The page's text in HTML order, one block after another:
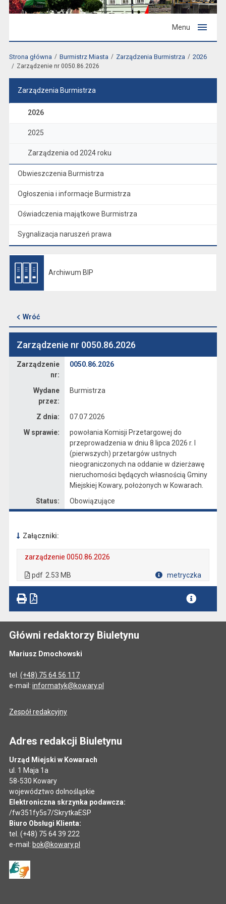
Menu
Strona główna Burmistrz Miasta Zarządzenia Burmistrza 2026
Zarządzenie nr 0050.86.2026
Zarządzenia Burmistrza
2026
2025
Zarządzenia od 2024 roku
Obwieszczenia Burmistrza
Ogłoszenia i informacje Burmistrza
Oświadczenia majątkowe Burmistrza
Sygnalizacja naruszeń prawa
Archiwum BIP
Wróć
Zarządzenie nr 0050.86.2026
Zarządzenie
nr:
0050.86.2026
Wydane
przez:
Burmistrza
Z dnia:
07.07.2026
W sprawie:
powołania Komisji Przetargowej do
przeprowadzenia w dniu 8 lipca 2026 r. I
(pierwszych) przetargów ustnych
nieograniczonych na oddanie w dzierżawę
nieruchomości będących własnością Gminy
Miejskiej Kowary, położonych w Kowarach.
Status:
Obowiązujące
Załączniki:
zarządzenie 0050.86.2026
pdf 2.53 MB metryczka
Główni redaktorzy Biuletynu
Mariusz Dmochowski
tel. (+48) 75 64 56 117
e-mail: informatyk@kowary.pl
Zespół redakcyjny
Adres redakcji Biuletynu
Urząd Miejski w Kowarach
ul. 1 Maja 1a
58-530 Kowary
województwo dolnośląskie
Elektroniczna skrzynka podawcza:
/fw351fy5s7/SkrytkaESP
Biuro Obsługi Klienta:
tel. (+48) 75 64 39 222
e-mail: bok@kowary.pl